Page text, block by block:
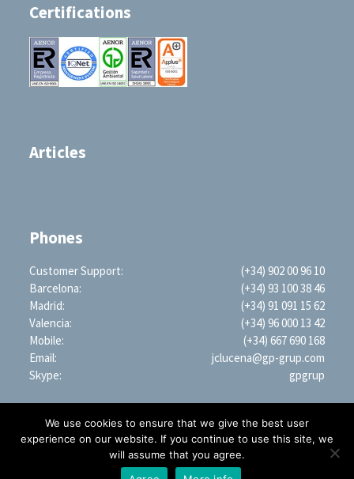
Certifications
Articles
Phones
Customer Support:
(+34) 902 00 96 10
Barcelona:
(+34) 93 100 38 46
Madrid:
(+34) 91 091 15 62
Valencia:
(+34) 96 000 13 42
Mobile:
(+34) 667 690 168
Email:
jclucena@gp-grup.com
Skype:
gpgrup
PROFESSIONAL SEARCH ENGINE WORLDWIDE (LLC)
We use cookies to ensure that we give the best user
experience on our website. If you continue to use this site, we
will assume that you agree.